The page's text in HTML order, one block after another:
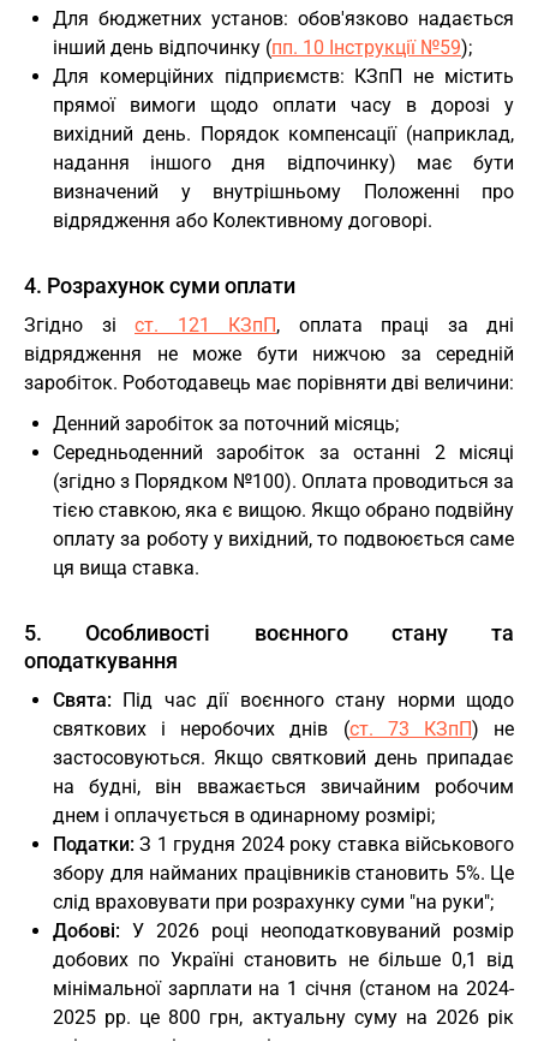
Для бюджетних установ: обов'язково надається
інший день відпочинку (пп. 10 Інструкції №59);
Для комерційних підприємств: КЗпП не містить
прямої вимоги щодо оплати часу в дорозі у
вихідний день. Порядок компенсації (наприклад,
надання іншого дня відпочинку) має бути
визначений у внутрішньому Положенні про
відрядження або Колективному договорі.
4. Розрахунок суми оплати
Згідно зі ст. 121 КЗпП, оплата праці за дні
відрядження не може бути нижчою за середній
заробіток. Роботодавець має порівняти дві величини:
Денний заробіток за поточний місяць;
Середньоденний заробіток за останні 2 місяці
(згідно з Порядком №100). Оплата проводиться за
тією ставкою, яка є вищою. Якщо обрано подвійну
оплату за роботу у вихідний, то подвоюється саме
ця вища ставка.
5. Особливості воєнного стану та
оподаткування
Свята: Під час дії воєнного стану норми щодо
святкових і неробочих днів (ст. 73 КЗпП) не
застосовуються. Якщо святковий день припадає
на будні, він вважається звичайним робочим
днем і оплачується в одинарному розмірі;
Податки: З 1 грудня 2024 року ставка військового
збору для найманих працівників становить 5%. Це
слід враховувати при розрахунку суми "на руки";
Добові: У 2026 році неоподатковуваний розмір
добових по Україні становить не більше 0,1 від
мінімальної зарплати на 1 січня (станом на 2024-
2025 рр. це 800 грн, актуальну суму на 2026 рік